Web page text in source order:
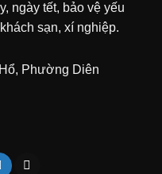
ngày tết, bảo vệ yếu
sạn, xí nghiệp.
Phường Diên